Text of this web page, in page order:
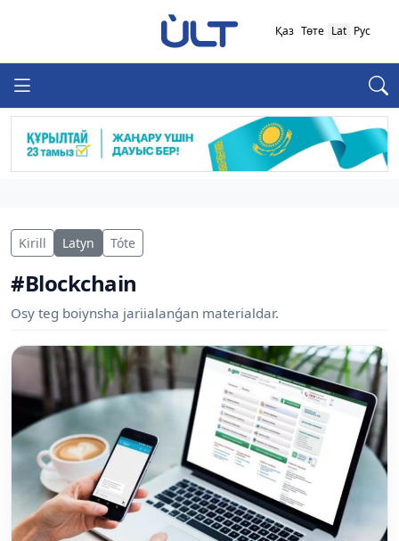
Қаз Төте Lat Рус
Kirill Latyn Tóte
#Blockchain
Osy teg boiynsha jariialanǵan materialdar.